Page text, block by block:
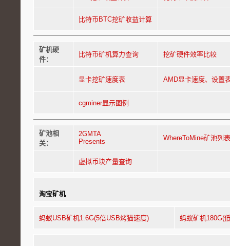
比特币BTC挖矿收益计算
矿机硬
件：
比特币矿机算力查询 挖矿硬件效率比较
显卡挖矿速度表 AMD显卡速度、设置
cgminer显示图例
矿池相
关：
2GMTA
Presents
WhereToMine矿池列
虚拟币块产量查询
淘宝矿机
蚂蚁USB矿机1.6G(5倍USB烤猫速度) 蚂蚁矿机180G(